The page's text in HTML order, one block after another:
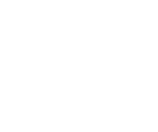
an, lade Musik und
ohne dein
5G unterwegs noch